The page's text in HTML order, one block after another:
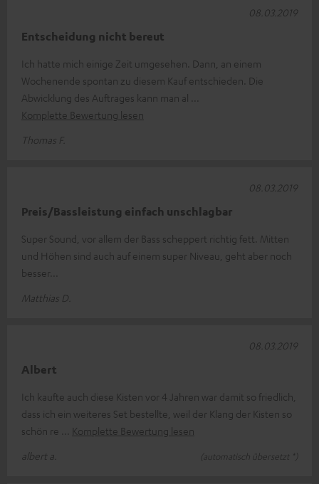
Entscheidung nicht bereut
Ich hatte mich einige Zeit umgesehen. Dann, an einem
Wochenende spontan zu diesem Kauf entschieden. Die
Abwicklung des Auftrages kann man al
Komplette Bewertung lesen
Thomas F.
08.03.2019
Preis/Bassleistung einfach unschlagbar
Super Sound, vor allem der Bass scheppert richtig fett. Mitten
und Höhen sind auch auf einem super Niveau, geht aber noch
besser...
Matthias D.
08.03.2019
Albert
Ich kaufte auch diese Kisten vor 4 Jahren war damit so friedlich,
dass ich ein weiteres Set bestellte, weil der Klang der Kisten so
schön re
Komplette Bewertung lesen
albert a.
(automatisch übersetzt *)
08.03.2019